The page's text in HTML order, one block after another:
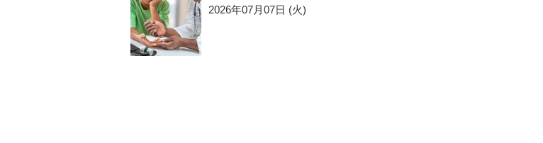
2026年07月07日 (火)